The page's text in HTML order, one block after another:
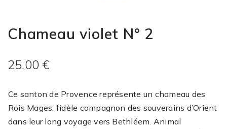
Chameau violet N° 2
25.00 €
Ce santon de Provence représente un chameau des
Rois Mages, fidèle compagnon des souverains d’Orient
dans leur long voyage vers Bethléem. Animal